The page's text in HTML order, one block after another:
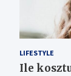
LIFESTYLE
Ile